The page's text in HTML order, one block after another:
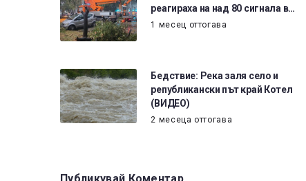
реагираха на над 80 сигнала в…
1 месец оттогава
Бедствие: Река заля село и
републикански път край Котел
(ВИДЕО)
2 месеца оттогава
Публикувай Коментар